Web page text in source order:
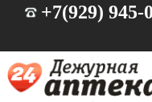
+7(929) 945-